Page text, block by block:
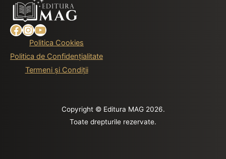
Facebook
Instagram
YouTube
Politica Cookies
Politica de Confidențialitate
Termeni și Condiții
Copyright © Editura MAG 2026.
Toate drepturile rezervate.